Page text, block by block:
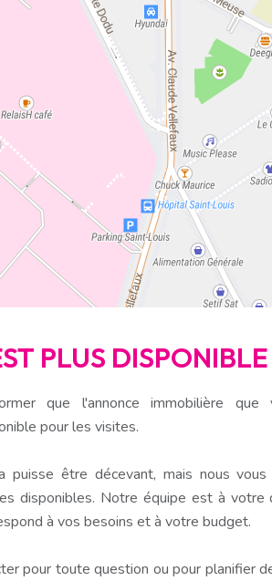
PLUS
que l'annonce immobilière que
pour les visites.
puisse être décevant, mais nous
disponibles. Notre équipe est à votre
à vos besoins et à votre budget.
pour toute question ou pour planifier